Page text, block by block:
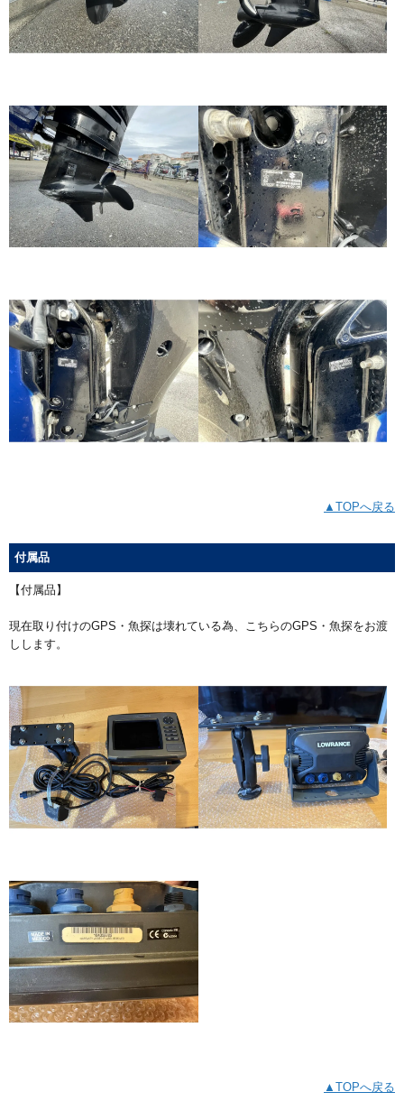
▲TOPへ戻る
付属品
【付属品】
現在取り付けのGPS・魚探は壊れている為、こちらのGPS・魚探をお渡
しします。
▲TOPへ戻る